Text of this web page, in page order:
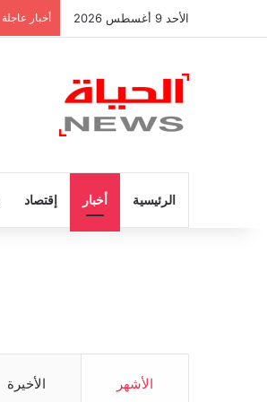
الأحد 9 أغسطس 2026 أخبار عاجلة
الرئيسية أخبار إقتصاد
الأشهر الأخيرة